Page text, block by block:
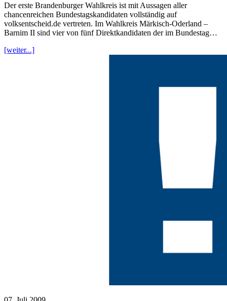
Der erste Brandenburger Wahlkreis ist mit Aussagen aller
chancenreichen Bundestagskandidaten vollständig auf
volksentscheid.de vertreten. Im Wahlkreis Märkisch-Oderland –
Barnim II sind vier von fünf Direktkandidaten der im Bundestag…
[weiter...]